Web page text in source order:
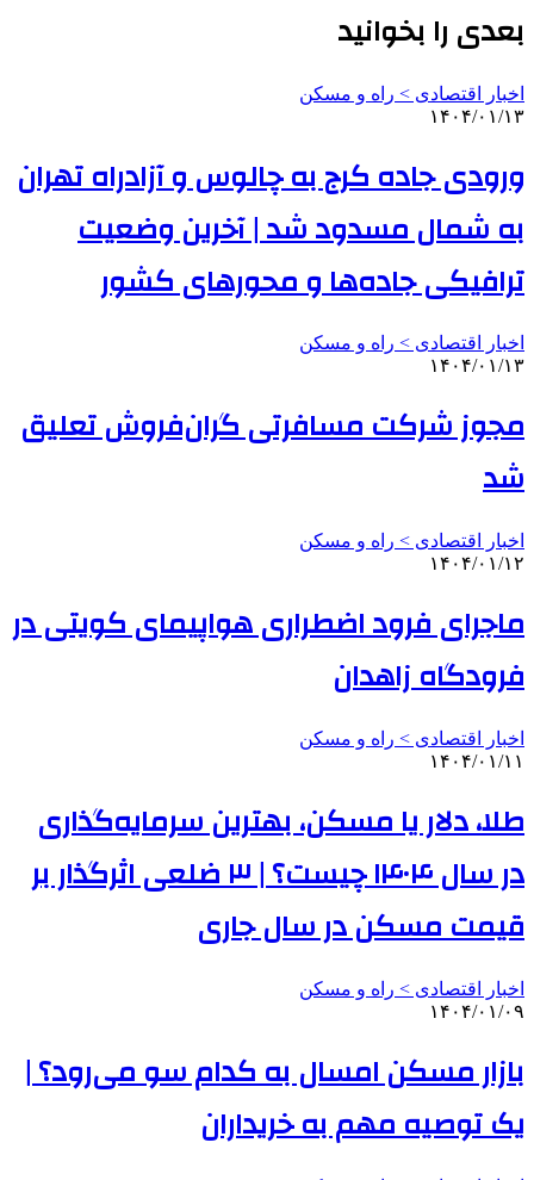
بعدی را بخوانید
اخبار اقتصادی > راه و مسکن
۱۴۰۴/۰۱/۱۳
ورودی جاده کرج به چالوس و آزادراه تهران
به شمال مسدود شد |‌ آخرین وضعیت
ترافیکی جاده‌ها و محورهای کشور
اخبار اقتصادی > راه و مسکن
۱۴۰۴/۰۱/۱۳
مجوز شرکت مسافرتی گران‌فروش تعلیق
شد
اخبار اقتصادی > راه و مسکن
۱۴۰۴/۰۱/۱۲
ماجرای فرود اضطراری هواپیمای کویتی در
فرودگاه زاهدان
اخبار اقتصادی > راه و مسکن
۱۴۰۴/۰۱/۱۱
طلا، دلار یا مسکن، بهترین سرمایه‌گذاری
در سال ۱۴۰۴ چیست؟ | ۳ ضلعی اثرگذار بر
قیمت مسکن در سال جاری
اخبار اقتصادی > راه و مسکن
۱۴۰۴/۰۱/۰۹
بازار مسکن امسال به کدام سو می‌رود؟ |
یک توصیه مهم به خریداران